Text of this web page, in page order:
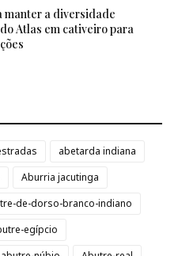
manter a diversidade
Atlas em cativeiro para
abetarda indiana
Aburria jacutinga
de-dorso-branco-indiano
egípcio